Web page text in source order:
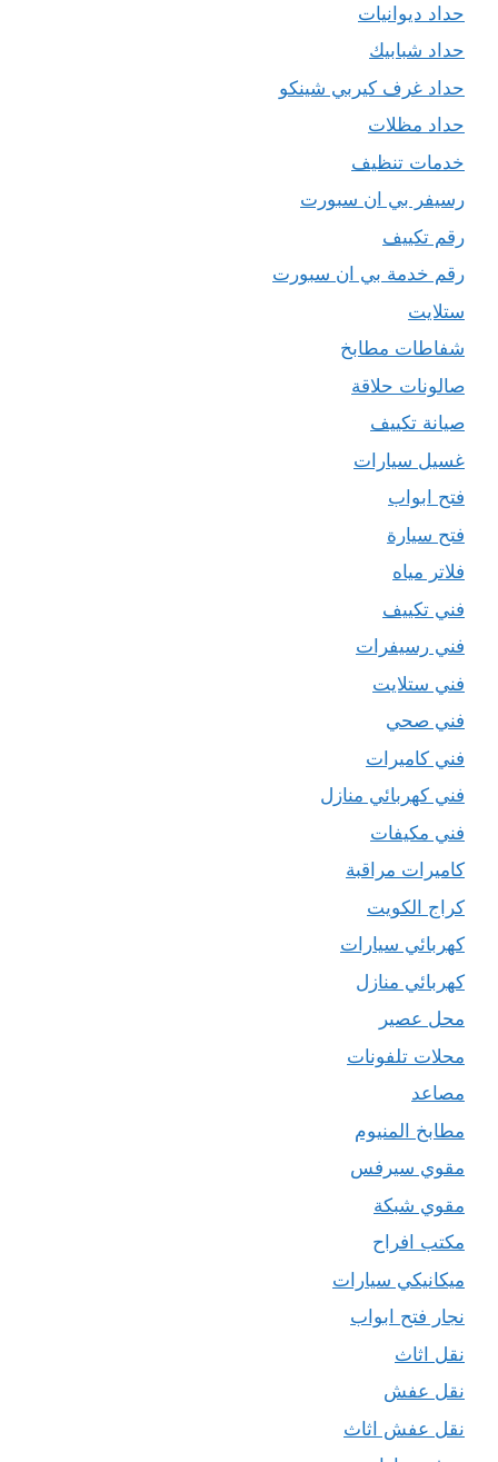
حداد ديوانيات
حداد شبابيك
حداد غرف كيربي شينكو
حداد مظلات
خدمات تنظيف
رسيفر بي ان سبورت
رقم تكييف
رقم خدمة بي ان سبورت
ستلايت
شفاطات مطابخ
صالونات حلاقة
صيانة تكييف
غسيل سيارات
فتح ابواب
فتح سيارة
فلاتر مياه
فني تكييف
فني رسيفرات
فني ستلايت
فني صحي
فني كاميرات
فني كهربائي منازل
فني مكيفات
كاميرات مراقبة
كراج الكويت
كهربائي سيارات
كهربائي منازل
محل عصير
محلات تلفونات
مصاعد
مطابخ المنيوم
مقوي سيرفس
مقوي شبكة
مكتب افراح
ميكانيكي سيارات
نجار فتح ابواب
نقل اثاث
نقل عفش
نقل عفش اثاث